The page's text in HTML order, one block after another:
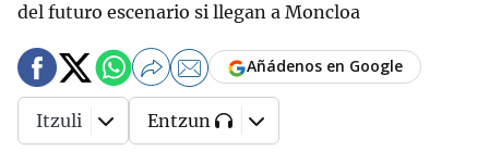
del futuro escenario si llegan a Moncloa
Añádenos en Google
Itzuli Entzun